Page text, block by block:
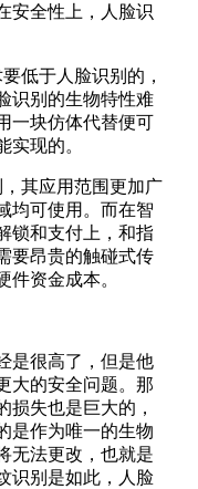
安全性上，人脸识
低于人脸识别的，
识别的生物特性难
一块仿体代替便可
实现的。
其应用范围更加广
均可使用。而在智
锁和支付上，和指
要昂贵的触碰式传
资金成本。
很高了，但是他
大的安全问题。那
损失也是巨大的，
是作为唯一的生物
无法更改，也就是
识别是如此，人脸